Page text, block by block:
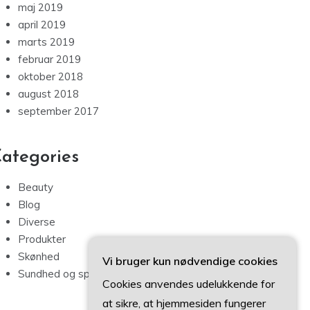
maj 2019
april 2019
marts 2019
februar 2019
oktober 2018
august 2018
september 2017
Beauty
Blog
Diverse
Produkter
Skønhed
Sundhed og sport
Vi bruger kun nødvendige cookies
Cookies anvendes udelukkende for
at sikre, at hjemmesiden fungerer